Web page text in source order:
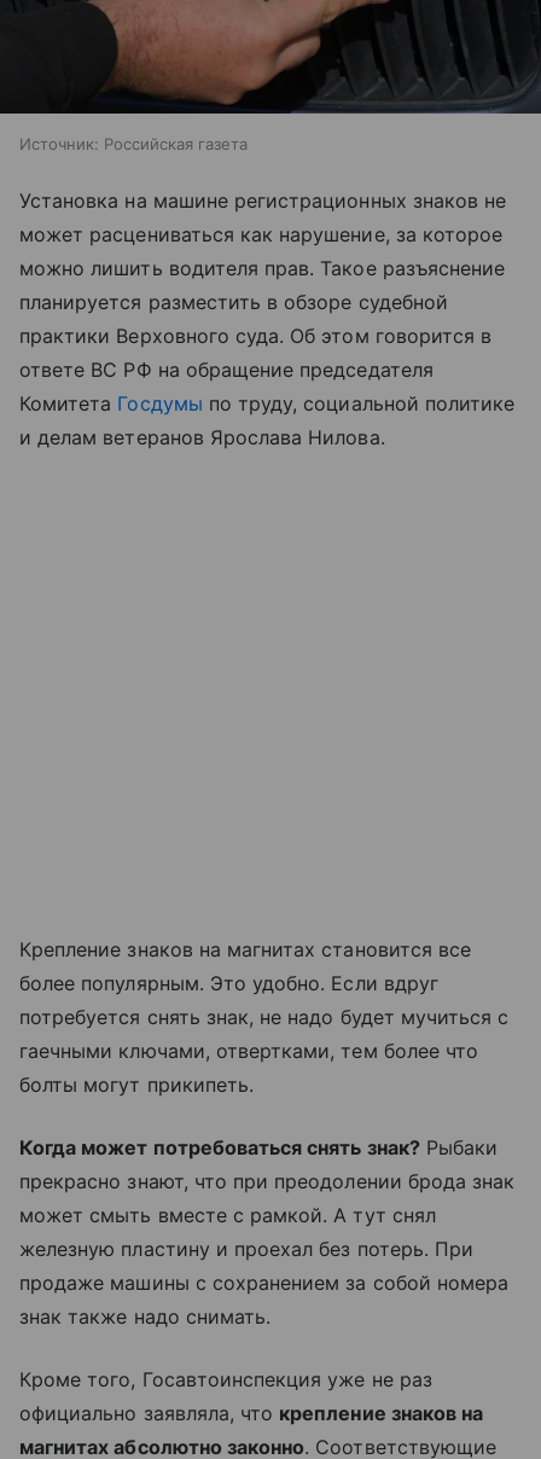
Источник: Российская газета
Установка на машине регистрационных знаков не
может расцениваться как нарушение, за которое
можно лишить водителя прав. Такое разъяснение
планируется разместить в обзоре судебной
практики Верховного суда. Об этом говорится в
ответе ВС РФ на обращение председателя
Комитета Госдумы по труду, социальной политике
и делам ветеранов Ярослава Нилова.
Крепление знаков на магнитах становится все
более популярным. Это удобно. Если вдруг
потребуется снять знак, не надо будет мучиться с
гаечными ключами, отвертками, тем более что
болты могут прикипеть.
Когда может потребоваться снять знак?Рыбаки
прекрасно знают, что при преодолении брода знак
может смыть вместе с рамкой. А тут снял
железную пластину и проехал без потерь. При
продаже машины с сохранением за собой номера
знак также надо снимать.
Кроме того, Госавтоинспекция уже не раз
официально заявляла, что крепление знаков на
магнитах абсолютно законно. Соответствующие